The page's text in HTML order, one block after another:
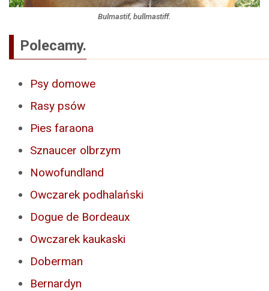
Bulmastif, bullmastiff.
Polecamy.
Psy domowe
Rasy psów
Pies faraona
Sznaucer olbrzym
Nowofundland
Owczarek podhalański
Dogue de Bordeaux
Owczarek kaukaski
Doberman
Bernardyn